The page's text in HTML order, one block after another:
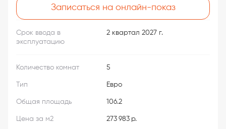
Записаться на онлайн-показ
Срок ввода в
эксплуатацию
2 квартал 2027 г.
Количество комнат 5
Тип Евро
Общая площадь 106.2
Цена за м2 273 983 р.